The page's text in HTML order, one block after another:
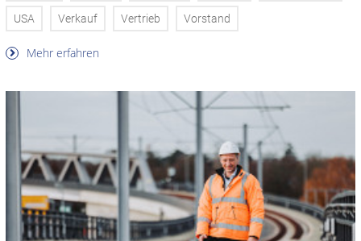
USA Verkauf Vertrieb Vorstand
Mehr erfahren